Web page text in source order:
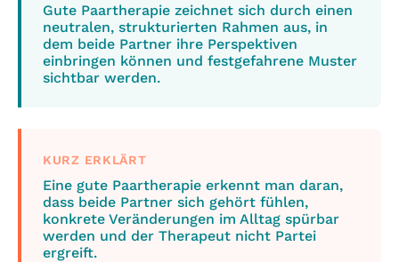
Gute Paartherapie zeichnet sich durch einen
neutralen, strukturierten Rahmen aus, in
dem beide Partner ihre Perspektiven
einbringen können und festgefahrene Muster
sichtbar werden.
KURZ ERKLÄRT
Eine gute Paartherapie erkennt man daran,
dass beide Partner sich gehört fühlen,
konkrete Veränderungen im Alltag spürbar
werden und der Therapeut nicht Partei
ergreift.